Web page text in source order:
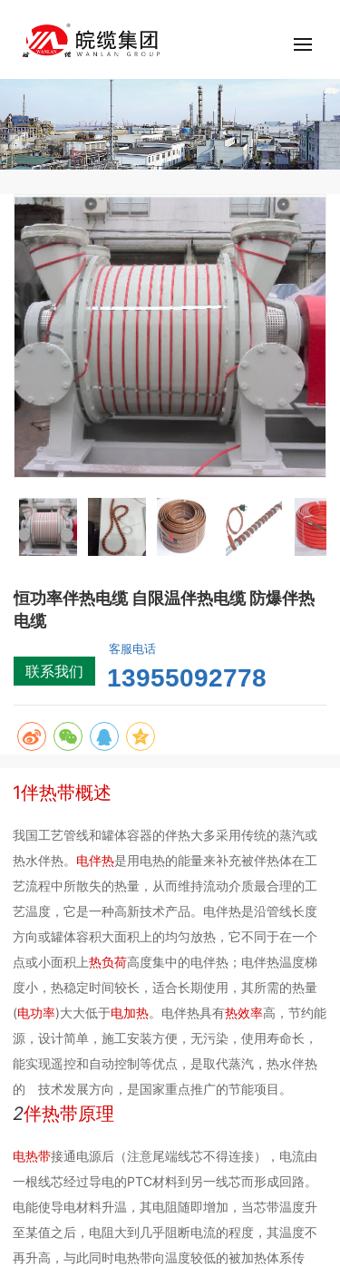
恒功率伴热电缆 自限温伴热电缆 防爆伴热
电缆
联系我们
客服电话
13955092778
1伴热带概述
我国工艺管线和罐体容器的伴热大多采用传统的蒸汽或
热水伴热。 电伴热是用电热的能量来补充被伴热体在工
艺流程中所散失的热量，从而维持流动介质最合理的工
艺温度，它是一种高新技术产品。电伴热是沿管线长度
方向或罐体容积大面积上的均匀放热，它不同于在一个
点或小面积上热负荷高度集中的电伴热；电伴热温度梯
度小，热稳定时间较长，适合长期使用，其所需的热量
(电功率)大大低于电加热。电伴热具有热效率高，节约能
源，设计简单，施工安装方便，无污染，使用寿命长，
能实现遥控和自动控制等优点，是取代蒸汽，热水伴热
的 技术发展方向，是国家重点推广的节能项目。
2伴热带原理
电热带接通电源后（注意尾端线芯不得连接），电流由
一根线芯经过导电的PTC材料到另一线芯而形成回路。
电能使导电材料升温，其电阻随即增加，当芯带温度升
至某值之后，电阻大到几乎阻断电流的程度，其温度不
再升高，与此同时电热带向温度较低的被加热体系传